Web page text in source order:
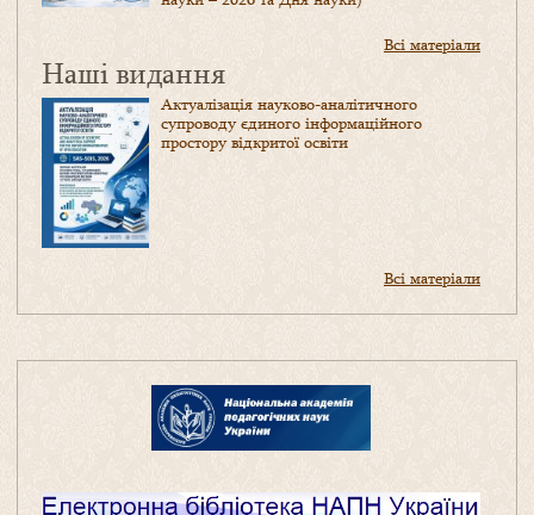
Всі матеріали
Наші видання
Актуалізація науково-аналітичного
супроводу єдиного інформаційного
простору відкритої освіти
Всі матеріали